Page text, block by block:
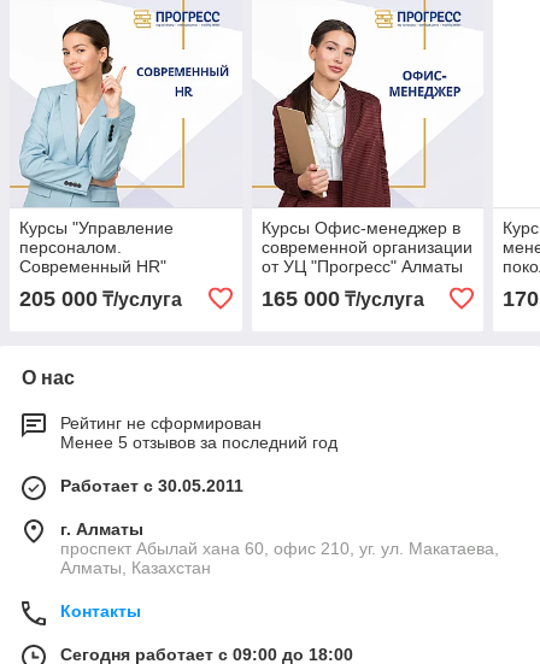
Курсы "Управление
персоналом.
Современный HR"
индивидуально в УЦ
"Прогресс"
205 000 ₸/услуга
Курсы Офис-менеджер в
современной организации
от УЦ "Прогресс" Алматы
165 000₸/услуга
О нас
Рейтинг не сформирован
Менее 5 отзывов за последний год
Работает с 30.05.2011
г. Алматы
проспект Абылай хана 60, офис 210, уг. ул. Макатаева,
Алматы, Казахстан
Контакты
Сегодня работает с 09:00 до 18:00